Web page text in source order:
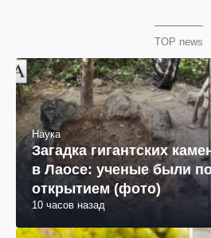
TOP news
Наука
Загадка гигантских
в Лаосе: ученые были
открытием (фото)
10 часов назад